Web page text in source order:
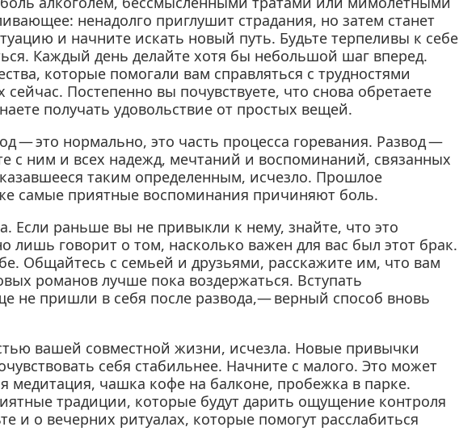
ненадолго приглушит страдания, но затем станет
и начните искать новый путь. Будьте терпеливы к себе
Каждый день делайте хотя бы небольшой шаг вперед.
которые помогали вам справляться с трудностями
Постепенно вы почувствуете, что снова обретаете
получать удовольствие от простых вещей.
— это нормально, это часть процесса горевания. Развод —
с ним и всех надежд, мечтаний и воспоминаний, связанных
таким определенным, исчезло. Прошлое
самые приятные воспоминания причиняют боль.
Если раньше вы не привыкли к нему, знайте, что это
лишь говорит о том, насколько важен для вас был этот брак.
Общайтесь с семьей и друзьями, расскажите им, что вам
романов лучше пока воздержаться. Вступать
не пришли в себя после развода,— верный способ вновь
вашей совместной жизни, исчезла. Новые привычки
себя стабильнее. Начните с малого. Это может
медитация, чашка кофе на балконе, пробежка в парке.
традиции, которые будут дарить ощущение контроля
и о вечерних ритуалах, которые помогут расслабиться